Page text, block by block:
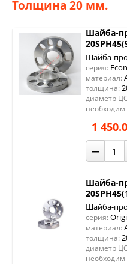
Толщина 20 мм.
Шайба-
Шайба-
серия:
материал:
толщина:
диаметр
1
−
Шайба-
Шайба-
серия:
материал:
толщина:
диаметр